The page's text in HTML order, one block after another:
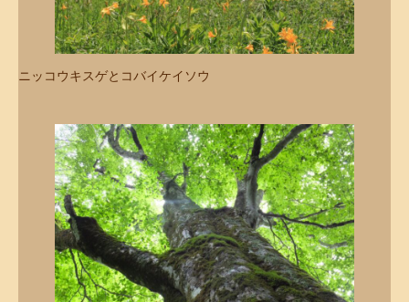
ニッコウキスゲとコバイケイソウ